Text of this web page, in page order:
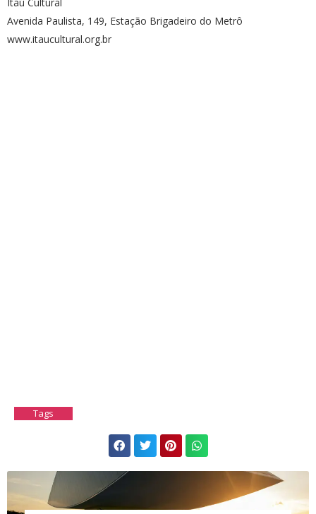
Avenida Paulista, 149, Estação Brigadeiro do Metrô
www.itaucultural.org.br
Tags